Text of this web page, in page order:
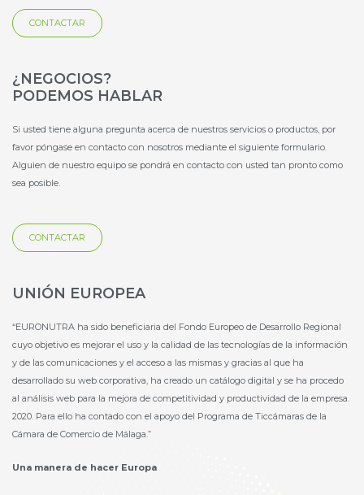
q
a
e
u
a
r
CONTACTAR
¿NEGOCIOS?
PODEMOS HABLAR
Si usted tiene alguna pregunta acerca de nuestros servicios o productos, por
favor póngase en contacto con nosotros mediante el siguiente formulario.
Alguien de nuestro equipo se pondrá en contacto con usted tan pronto como
sea posible.
CONTACTAR
UNIÓN EUROPEA
“EURONUTRA ha sido beneficiaria del Fondo Europeo de Desarrollo Regional
cuyo objetivo es mejorar el uso y la calidad de las tecnologías de la información
y de las comunicaciones y el acceso a las mismas y gracias al que ha
desarrollado su web corporativa, ha creado un catálogo digital y se ha procedo
al análisis web para la mejora de competitividad y productividad de la empresa.
2020. Para ello ha contado con el apoyo del Programa de Ticcámaras de la
Cámara de Comercio de Málaga.”
Una manera de hacer Europa